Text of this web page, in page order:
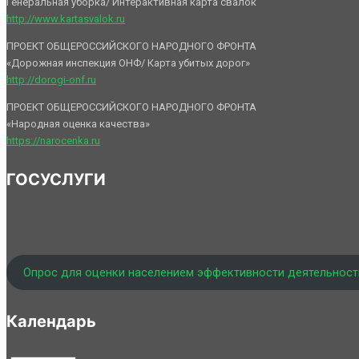
http://www.kartasvalok.ru
ПРОЕКТ ОБЩЕРОССИЙСКОГО НАРОДНОГО ФРОНТА
«Дорожная инспекция ОНФ/ Карта убитых дорог»
http://dorogi-onf.ru
ПРОЕКТ ОБЩЕРОССИЙСКОГО НАРОДНОГО ФРОНТА
«Народная оценка качества»
https://narocenka.ru
ГОСУСЛУГИ
Опрос для оценки населением эффективности
Календарь